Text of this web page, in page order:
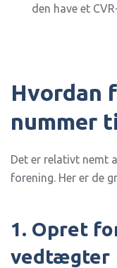
den have et
Hvordan
nummer
Det er relativt nemt
forening. Her er de
1. Opret
vedtægter